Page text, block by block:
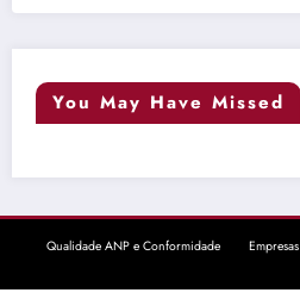
You May Have Missed
Qualidade ANP e Conformidade Empresas